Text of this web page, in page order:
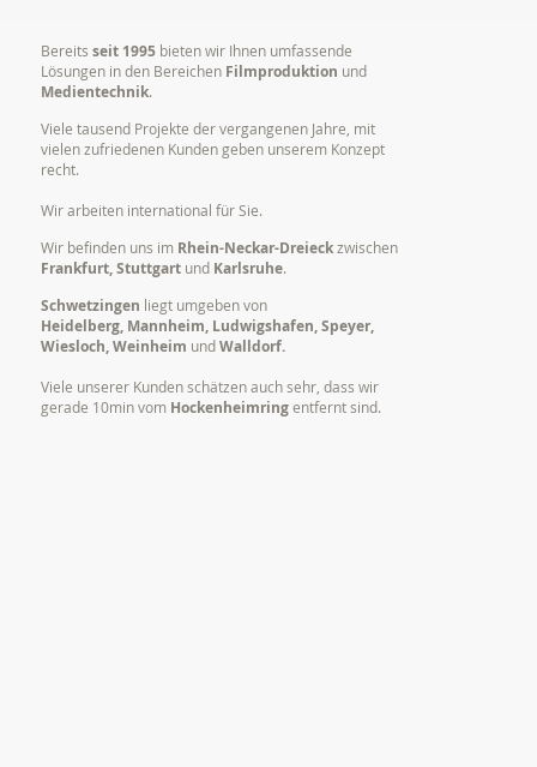
Bereits seit 1995 bieten wir Ihnen umfassende
Lösungen in den Bereichen Filmproduktion und
Medientechnik.
Viele tausend Projekte der vergangenen Jahre, mit
vielen zufriedenen Kunden geben unserem Konzept
recht.
Wir arbeiten international für Sie.
Wir befinden uns im Rhein-Neckar-Dreieckzwischen
Frankfurt, Stuttgart und Karlsruhe.
Schwetzingen liegt umgeben von
Heidelberg, Mannheim, Ludwigshafen, Speyer,
Wiesloch, Weinheim undWalldorf.
Viele unserer Kunden schätzen auch sehr, dass wir
gerade 10min vom Hockenheimringentfernt sind.